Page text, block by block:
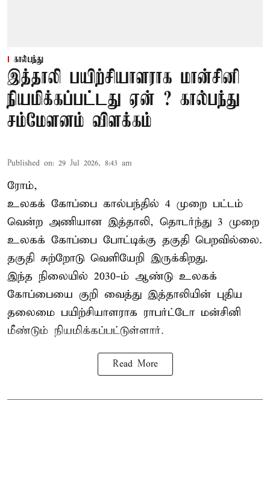
கால்பந்து
இத்தாலி பயிற்சியாளராக மான்சினி
நியமிக்கப்பட்டது ஏன் ? கால்பந்து
சம்மேளனம் விளக்கம்
Published on: 29 Jul 2026, 8:43 am
ரோம்,
உலகக் கோப்பை கால்பந்தில் 4 முறை பட்டம்
வென்ற அணியான இத்தாலி, தொடர்ந்து 3 முறை
உலகக் கோப்பை போட்டிக்கு தகுதி பெறவில்லை.
தகுதி சுற்றோடு வெளியேறி இருக்கிறது.
இந்த நிலையில் 2030-ம் ஆண்டு உலகக்
கோப்பையை குறி வைத்து இத்தாலியின் புதிய
தலைமை பயிற்சியாளராக ராபர்ட்டோ மன்சினி
மீண்டும் நியமிக்கப்பட்டுள்ளார்.
Read More